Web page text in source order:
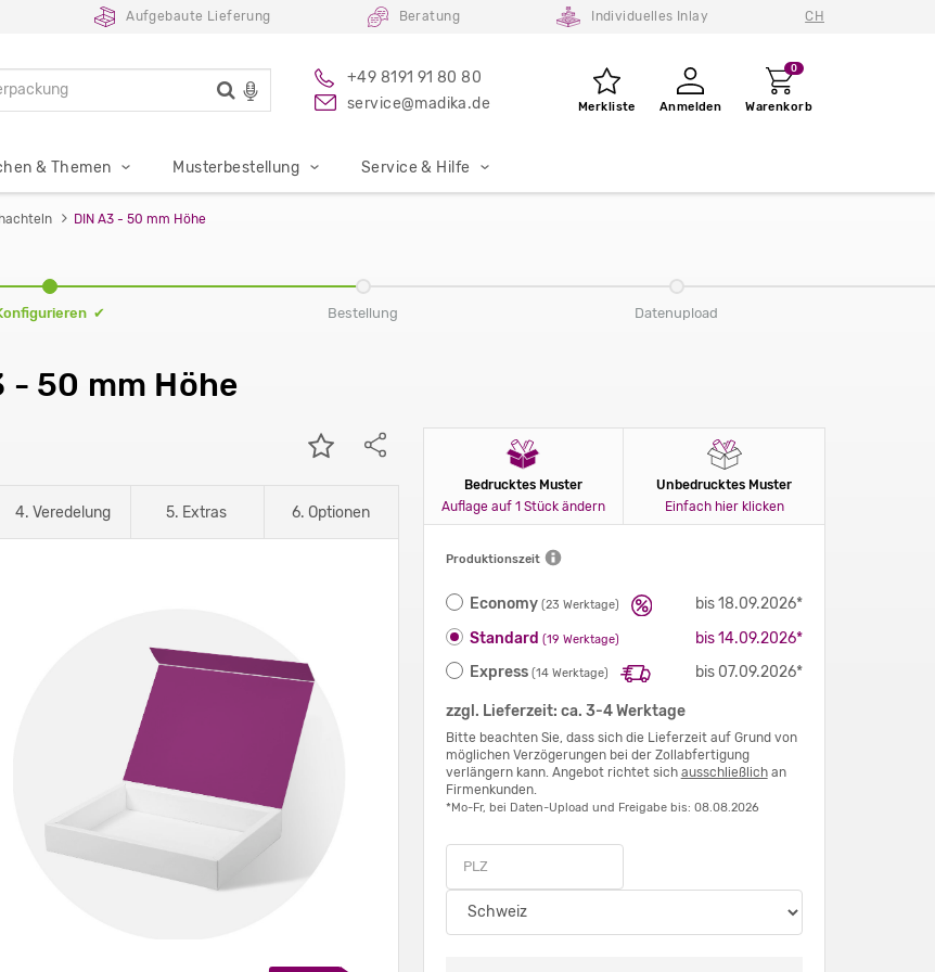
Aufgebaute Lieferung Beratung Individuelles Inlay CH
+49 8191 91 80 80
service@madika.de
Merkliste Anmelden
0
Warenkorb
& Themen Musterbestellung Service & Hilfe
DIN A3 - 50 mm Höhe
✔ Bestellung Datenupload
- 50 mm Höhe
4. Veredelung 5. Extras 6. Optionen
Bedrucktes Muster
Auflage auf 1 Stück ändern
Unbedrucktes Muster
Einfach hier klicken
Produktionszeit
Economy (23 Werktage)
bis 18.09.2026*
Standard (19 Werktage)
bis 14.09.2026*
Express (14 Werktage) bis 07.09.2026*
zzgl. Lieferzeit: ca. 3-4 Werktage
Bitte beachten Sie, dass sich die Lieferzeit auf Grund von
möglichen Verzögerungen bei der Zollabfertigung
verlängern kann. Angebot richtet sich ausschließlichan
Firmenkunden.
*Mo-Fr, bei Daten-Upload und Freigabe bis: 08.08.2026